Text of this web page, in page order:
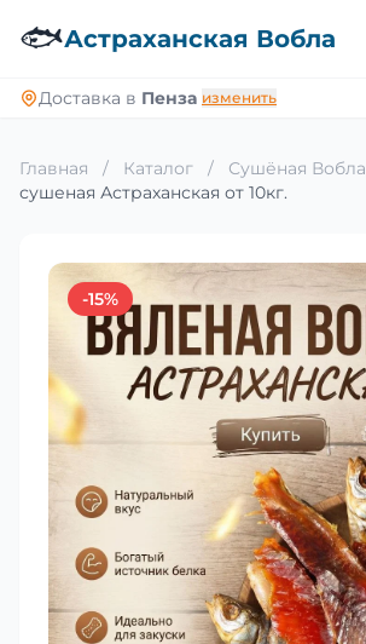
🐟Астраханская Вобла
Доставка в Пенза изменить
Главная / Каталог / Сушёная Вобла
сушеная Астраханская от 10кг.
-15%